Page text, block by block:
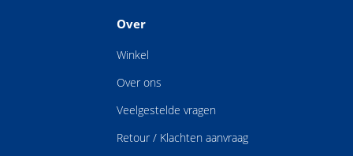
Over
Winkel
Over ons
Veelgestelde vragen
Retour / Klachten aanvraag